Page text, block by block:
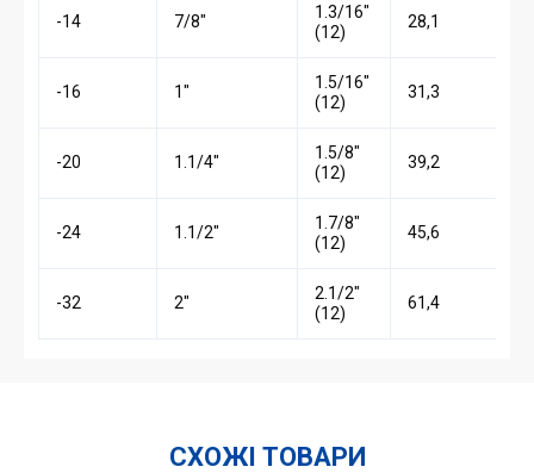
-14 7/8″
1.3/16″
(12)
28,1
-16 1″
1.5/16″
(12)
31,3
-20 1.1/4″
1.5/8″
(12)
39,2
-24 1.1/2″
1.7/8″
(12)
45,6
-32 2″
2.1/2″
(12)
61,4
СХОЖІ ТОВАРИ